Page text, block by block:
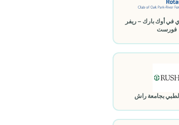
في أوك بارك – ريفر
فورست
بجامعة راش